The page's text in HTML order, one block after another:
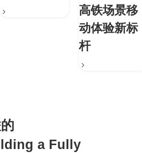
高铁场景移
动体验新标
杆
a Fully